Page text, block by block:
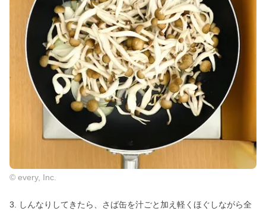
© every, Inc.
3. しんなりしてきたら、さば缶を汁ごと加え軽くほぐしながら全